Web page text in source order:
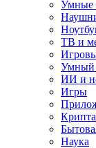
Умные
ТВ и
Умный
ИИ и
Игры
Крипта
Наука